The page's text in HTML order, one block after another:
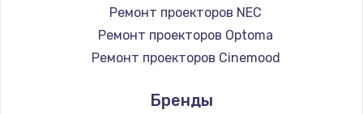
Ремонт проекторов NEC
Ремонт проекторов Optoma
Ремонт проекторов Cinemood
Ремонт проекторов Barco
Бренды